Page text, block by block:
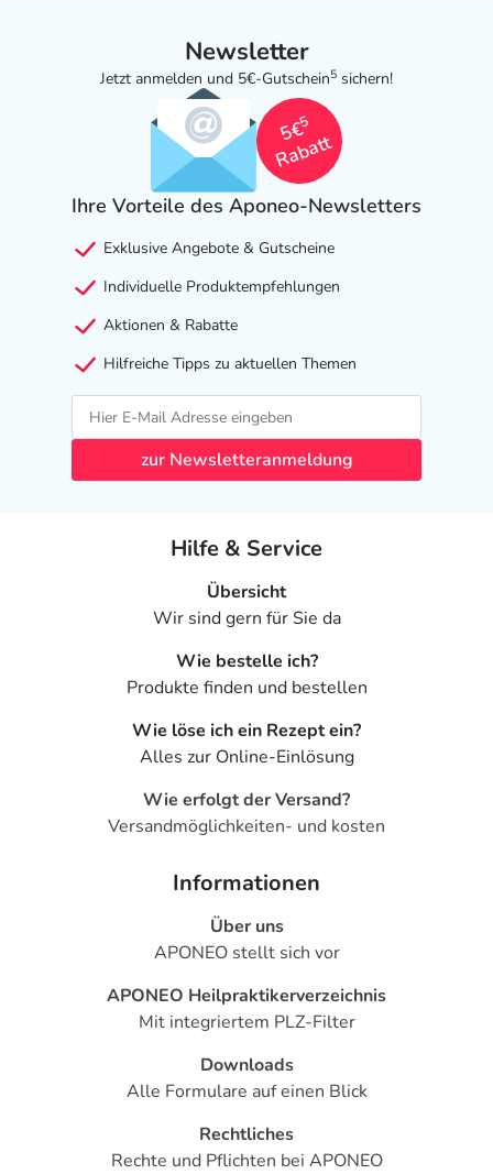
Newsletter
Jetzt anmelden und 5€-Gutschein5 sichern!
5€
5
Rabatt
Ihre Vorteile des Aponeo-Newsletters
Exklusive Angebote & Gutscheine
Individuelle Produktempfehlungen
Aktionen & Rabatte
Hilfreiche Tipps zu aktuellen Themen
zur Newsletteranmeldung
Hilfe & Service
Übersicht
Wir sind gern für Sie da
Wie bestelle ich?
Produkte finden und bestellen
Wie löse ich ein Rezept ein?
Alles zur Online-Einlösung
Wie erfolgt der Versand?
Versandmöglichkeiten- und kosten
Informationen
Über uns
APONEO stellt sich vor
APONEO Heilpraktikerverzeichnis
Mit integriertem PLZ-Filter
Downloads
Alle Formulare auf einen Blick
Rechtliches
Rechte und Pflichten bei APONEO